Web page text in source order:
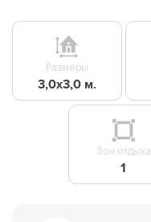
Размеры
3,0х3,0 м.
Зон отдыха
1